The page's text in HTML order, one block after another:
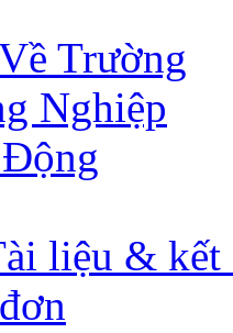
Trường
Nghiệp
liệu & kết